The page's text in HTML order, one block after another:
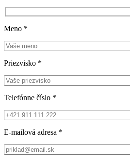
Meno *
Priezvisko *
Telefónne číslo *
E-mailová adresa *